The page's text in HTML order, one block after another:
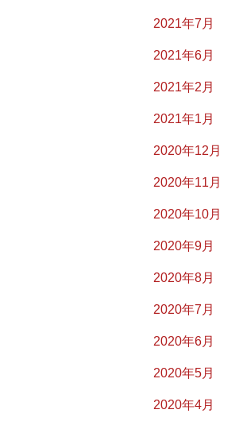
2021年7月
2021年6月
2021年2月
2021年1月
2020年12月
2020年11月
2020年10月
2020年9月
2020年8月
2020年7月
2020年6月
2020年5月
2020年4月